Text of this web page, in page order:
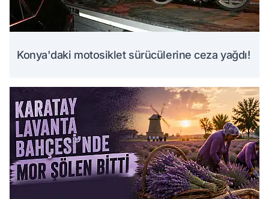
Konya'daki motosiklet sürücülerine ceza yağdı!